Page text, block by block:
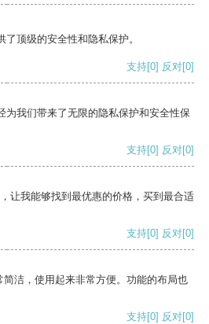
顶级的安全性和隐私保护。
支持[0] 反对[0]
为我们带来了无限的隐私保护和安全性保
支持[0] 反对[0]
让我能够找到最优惠的价格，买到最合适
支持[0] 反对[0]
洁，使用起来非常方便。功能的布局也
支持[0] 反对[0]